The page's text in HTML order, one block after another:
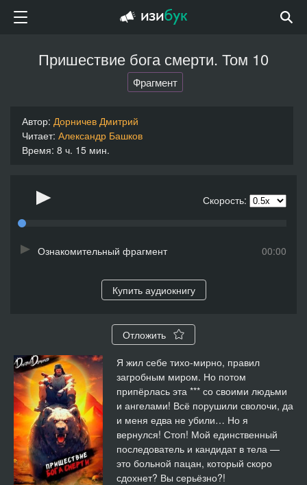
Пришествие бога смерти. Том 10
Фрагмент
Автор: Дорничев Дмитрий
Читает: Александр Башков
Время: 8 ч. 15 мин.
Скорость:
00:00
Ознакомительный фрагмент
Купить аудиокнигу
Отложить
Я жил себе тихо-мирно, правил
загробным миром. Но потом
припёрлась эта *** со своими людьми
и ангелами! Всё порушили сволочи, да
и меня едва не убили… Но я
вернулся! Стоп! Мой единственный
последователь и кандидат в тела —
это больной пацан, который скоро
сдохнет? Вы серьёзно?!